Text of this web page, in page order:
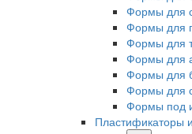
Формы для
Формы для
Формы для
Формы для
Формы для
Формы для
Формы под
Пластификаторы